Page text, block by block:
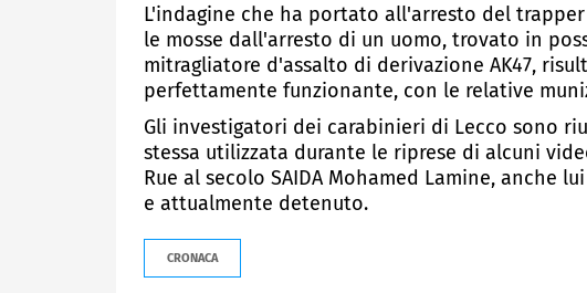
L'indagine che ha portato all'arresto del
le mosse dall'arresto di un uomo, trovato in
mitragliatore d'assalto di derivazione AK47,
perfettamente funzionante, con le relative
Gli investigatori dei carabinieri di Lecco sono
stessa utilizzata durante le riprese di alcuni
Rue al secolo SAIDA Mohamed Lamine, anche
e attualmente detenuto.
CRONACA